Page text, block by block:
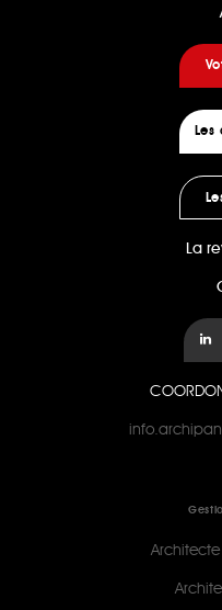
La
Architecte